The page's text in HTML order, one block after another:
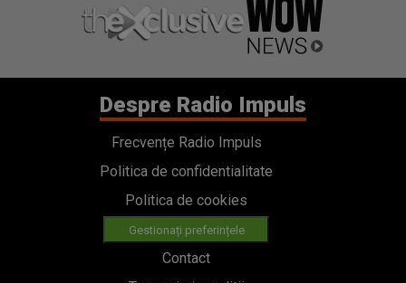
Despre Radio Impuls
Frecvențe Radio Impuls
Politica de confidentialitate
Politica de cookies
Gestionați preferințele
Contact